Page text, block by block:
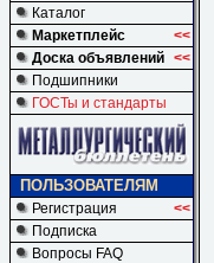
Каталог
Маркетплейс
<<
Доска объявлений <<
Подшипники
ГОСТы и стандарты
ПОЛЬЗОВАТЕЛЯМ
Регистрация
<<
Подписка
Вопросы FAQ